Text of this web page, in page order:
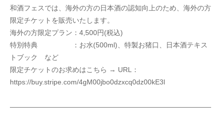
和酒フェスでは、海外の方の日本酒の認知向上のため、海外の方
限定チケットを販売いたします。
海外の方限定プラン：4,500円(税込)
特別特典　　　　　：お水(500ml)、特製お猪口、日本酒テキス
トブック　など
限定チケットのお求めはこちら → URL：
https://buy.stripe.com/4gM00jbo0dzxcq0dz00kE3l
—————————————————————————————